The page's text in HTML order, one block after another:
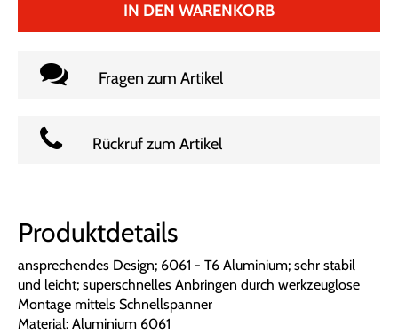
IN DEN WARENKORB
Fragen zum Artikel
Rückruf zum Artikel
Produktdetails
ansprechendes Design; 6061 - T6 Aluminium; sehr stabil
und leicht; superschnelles Anbringen durch werkzeuglose
Montage mittels Schnellspanner
Material: Aluminium 6061